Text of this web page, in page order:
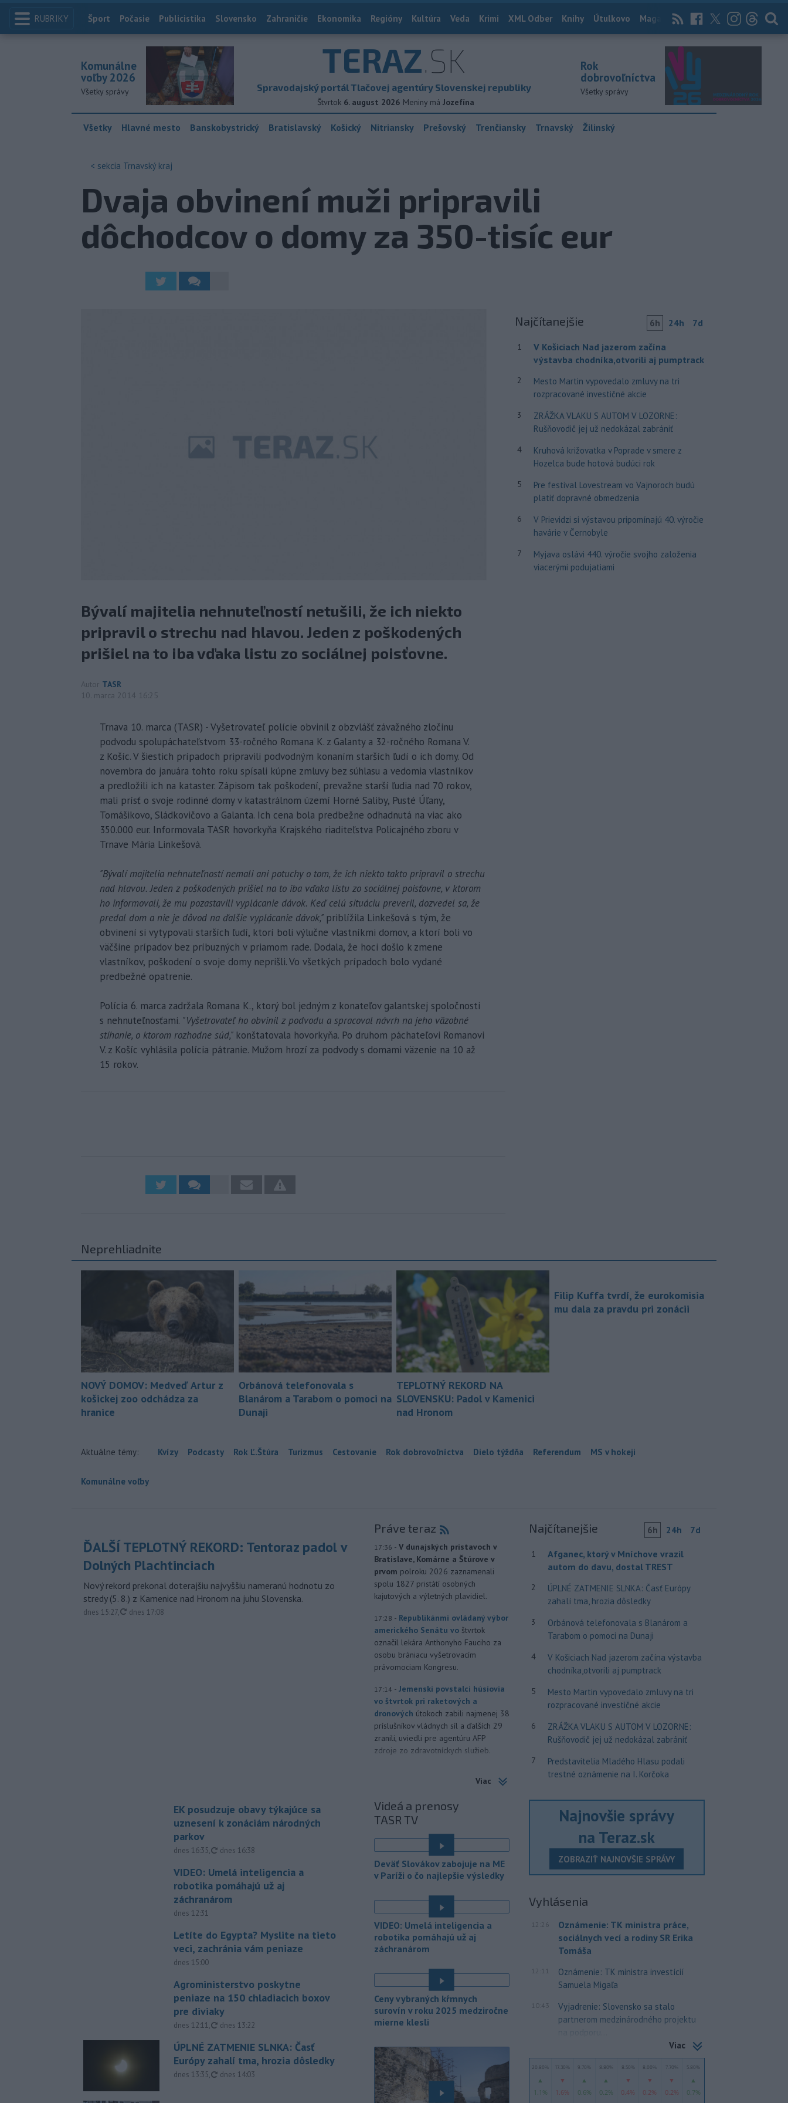
RUBRIKY Index
Šport Počasie Publicistika Slovensko Zahraničie Ekonomika Regióny Kultúra Veda Krimi XML Odber Knihy Útulkovo Magazín News Now Archív
TERAZ.SK
Spravodajský portál Tlačovej agentúry Slovenskej republiky
Štvrtok 6. august 2026 Meniny má Jozefína
Komunálne
voľby 2026
Všetky správy
Rok
dobrovoľníctva
Všetky správy
Všetky Hlavné mesto Banskobystrický Bratislavský Košický Nitriansky Prešovský Trenčiansky Trnavský Žilinský
< sekcia Trnavský kraj
Dvaja obvinení muži pripravili
dôchodcov o domy za 350-tisíc eur
Bývalí majitelia nehnuteľností netušili, že ich niekto
pripravil o strechu nad hlavou. Jeden z poškodených
prišiel na to iba vďaka listu zo sociálnej poisťovne.
Autor TASR
10. marca 2014 16:25
Trnava 10. marca (TASR) - Vyšetrovateľ polície obvinil z obzvlášť závažného zločinu
podvodu spolupáchateľstvom 33-ročného Romana K. z Galanty a 32-ročného Romana V.
z Košíc. V šiestich prípadoch pripravili podvodným konaním starších ľudí o ich domy. Od
novembra do januára tohto roku spísali kúpne zmluvy bez súhlasu a vedomia vlastníkov
a predložili ich na kataster. Zápisom tak poškodení, prevažne starší ľudia nad 70 rokov,
mali prísť o svoje rodinné domy v katastrálnom území Horné Saliby, Pusté Úľany,
Tomášikovo, Sládkovičovo a Galanta. Ich cena bola predbežne odhadnutá na viac ako
350.000 eur. Informovala TASR hovorkyňa Krajského riaditeľstva Policajného zboru v
Trnave Mária Linkešová.
"Bývalí majitelia nehnuteľností nemali ani potuchy o tom, že ich niekto takto pripravil o strechu
nad hlavou. Jeden z poškodených prišiel na to iba vďaka listu zo sociálnej poisťovne, v ktorom
ho informovali, že mu pozastavili vyplácanie dávok. Keď celú situáciu preveril, dozvedel sa, že
predal dom a nie je dôvod na ďalšie vyplácanie dávok," priblížila Linkešová s tým, že
obvinení si vytypovali starších ľudí, ktorí boli výlučne vlastníkmi domov, a ktorí boli vo
väčšine prípadov bez príbuzných v priamom rade. Dodala, že hoci došlo k zmene
vlastníkov, poškodení o svoje domy neprišli. Vo všetkých prípadoch bolo vydané
predbežné opatrenie.
Polícia 6. marca zadržala Romana K., ktorý bol jedným z konateľov galantskej spoločnosti
s nehnuteľnosťami. "Vyšetrovateľ ho obvinil z podvodu a spracoval návrh na jeho väzobné
stíhanie, o ktorom rozhodne súd," konštatovala hovorkyňa. Po druhom páchateľovi Romanovi
V. z Košíc vyhlásila polícia pátranie. Mužom hrozí za podvody s domami väzenie na 10 až
15 rokov.
Najčítanejšie 6h 24h 7d
1
V Košiciach Nad jazerom začína
výstavba chodníka,otvorili aj pumptrack
2
Mesto Martin vypovedalo zmluvy na tri
rozpracované investičné akcie
3
ZRÁŽKA VLAKU S AUTOM V LOZORNE:
Rušňovodič jej už nedokázal zabrániť
4
Kruhová križovatka v Poprade v smere z
Hozelca bude hotová budúci rok
5
Pre festival Lovestream vo Vajnoroch budú
platiť dopravné obmedzenia
6
V Prievidzi si výstavou pripomínajú 40. výročie
havárie v Černobyle
7
Myjava oslávi 440. výročie svojho založenia
viacerými podujatiami
Neprehliadnite
NOVÝ DOMOV: Medveď Artur z
košickej zoo odchádza za
hranice
Orbánová telefonovala s
Blanárom a Tarabom o pomoci na
Dunaji
TEPLOTNÝ REKORD NA
SLOVENSKU: Padol v Kamenici
nad Hronom
Filip Kuffa tvrdí, že eurokomisia
mu dala za pravdu pri zonácii
Aktuálne témy: Kvízy Podcasty Rok Ľ.Štúra Turizmus Cestovanie Rok dobrovoľníctva Dielo týždňa Referendum MS v hokeji
Komunálne voľby
ĎALŠÍ TEPLOTNÝ REKORD: Tentoraz padol v
Dolných Plachtinciach
Nový rekord prekonal doterajšiu najvyššiu nameranú hodnotu zo
stredy (5. 8.) z Kamenice nad Hronom na juhu Slovenska.
dnes 15:27, aktualizované
dnes 17:08
EK posudzuje obavy týkajúce sa
uznesení k zonáciám národných
parkov
dnes 16:35, aktualizované
dnes 16:38
VIDEO: Umelá inteligencia a
robotika pomáhajú už aj
záchranárom
dnes 12:31
Letíte do Egypta? Myslite na tieto
veci, zachránia vám peniaze
dnes 15:00
Agroministerstvo poskytne
peniaze na 150 chladiacich boxov
pre diviaky
dnes 12:11, aktualizované
dnes 13:22
ÚPLNÉ ZATMENIE SLNKA: Časť
Európy zahalí tma, hrozia dôsledky
dnes 13:35, aktualizované
dnes 14:03
Práve teraz
17:36 - V dunajských prístavoch v
Bratislave, Komárne a Štúrove v
prvom polroku 2026 zaznamenali
spolu 1827 pristátí osobných
kajutových a výletných plavidiel.
17:28 - Republikánmi ovládaný výbor
amerického Senátu vo štvrtok
označil lekára Anthonyho Fauciho za
osobu brániacu vyšetrovacím
právomociam Kongresu.
17:14 - Jemenskí povstalci húsíovia
vo štvrtok pri raketových a
dronových útokoch zabili najmenej 38
príslušníkov vládnych síl a ďalších 29
zranili, uviedli pre agentúru AFP
zdroje zo zdravotníckych služieb.
monitoruje situáciu a posudzuje
vládnych uznesení k zonáciám
národných parkov. Zároveň posudzuje
ôsmu žiadosť o platbu z plánu
15:44 - Počas minulotýždňového
prekročenia hranice desaťtisícov
španielskej exklávy Ceuta zomrelo
približne 100 ľudí, oznámil vo štvrtok
tamojší starosta Juan Jesús Vivas v
Európskom parlamente.
Slovenského
hydrometeorologického ústavu
(SHMÚ) vo štvrtok opäť zaznamenali
nový absolútny rekord teploty
vzduchu. V Dolných Plachtinciach v
popoludní 42 stupňov Celzia.
13:41 - Podpredsedníčka
vykonávajúca funkciu predsedu
maďarského
Národného
Viac
Videá a prenosy
TASR TV
Deväť Slovákov zabojuje na ME
v Paríži o čo najlepšie výsledky
VIDEO: Umelá inteligencia a
robotika pomáhajú už aj
záchranárom
Ceny vybraných kŕmnych
surovín v roku 2025 medziročne
mierne klesli
Najčítanejšie 6h 24h 7d
1
Afganec, ktorý v Mníchove vrazil
autom do davu, dostal TREST
2
ÚPLNÉ ZATMENIE SLNKA: Časť Európy
zahalí tma, hrozia dôsledky
3
Orbánová telefonovala s Blanárom a
Tarabom o pomoci na Dunaji
4
V Košiciach Nad jazerom začína výstavba
chodníka,otvorili aj pumptrack
5
Mesto Martin vypovedalo zmluvy na tri
rozpracované investičné akcie
6
ZRÁŽKA VLAKU S AUTOM V LOZORNE:
Rušňovodič jej už nedokázal zabrániť
7
Predstavitelia Mladého Hlasu podali
trestné oznámenie na I. Korčoka
Najnovšie správy
na Teraz.sk
ZOBRAZIŤ NAJNOVŠIE SPRÁVY
Vyhlásenia
12:26
Oznámenie: TK ministra práce,
sociálnych vecí a rodiny SR Erika
Tomáša
12:11
Oznámenie: TK ministra investícií
Samuela Migaľa
10:43
Vyjadrenie: Slovensko sa stalo
partnerom medzinárodného projektu
na podporu...
Viac